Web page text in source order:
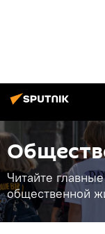
Читайте
общественной